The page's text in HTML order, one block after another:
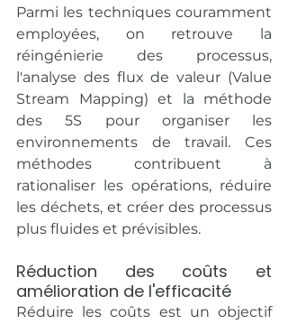
Parmi les techniques couramment
employées, on retrouve la
réingénierie des processus,
l'analyse des flux de valeur (Value
Stream Mapping) et la méthode
des 5S pour organiser les
environnements de travail. Ces
méthodes contribuent à
rationaliser les opérations, réduire
les déchets, et créer des processus
plus fluides et prévisibles.
Réduction des coûts et
amélioration de l'efficacité
Réduire les coûts est un objectif